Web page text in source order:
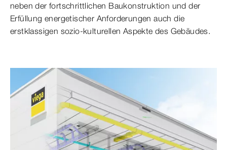
neben der fortschrittlichen Baukonstruktion und der
Erfüllung energetischer Anforderungen auch die
erstklassigen sozio-kulturellen Aspekte des Gebäudes.